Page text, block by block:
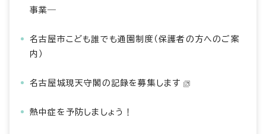
事業―
名古屋市こども誰でも通園制度（保護者の方へのご案
内）
名古屋城現天守閣の記録を募集します
熱中症を予防しましょう！